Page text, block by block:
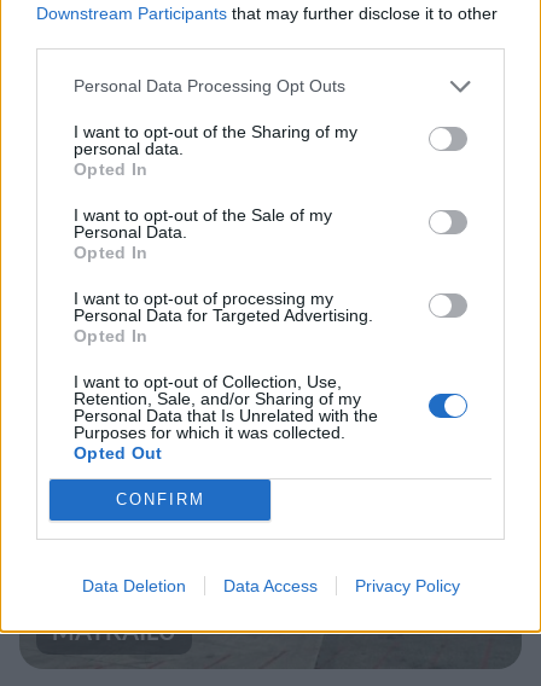
Downstream Participants that may further disclose it to other
Personal Data Processing Opt Outs
I want to opt-out of the Sharing of my
personal data.
Opted In
I want to opt-out of the Sale of my
Personal Data.
Opted In
I want to opt-out of processing my
Personal Data for Targeted Advertising.
Opted In
I want to opt-out of Collection, Use,
Retention, Sale, and/or Sharing of my
Personal Data that Is Unrelated with the
Purposes for which it was collected.
Opted Out
CONFIRM
Data Deletion Data Access Privacy Policy
1
UUTISET
Leskeneläke ei kuulu kaikille –
Kela muistuttaa tärkeästä
ikärajasta
2
MATKAILU